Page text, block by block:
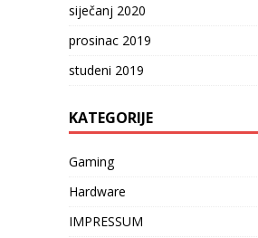
siječanj 2020
prosinac 2019
studeni 2019
KATEGORIJE
Gaming
Hardware
IMPRESSUM